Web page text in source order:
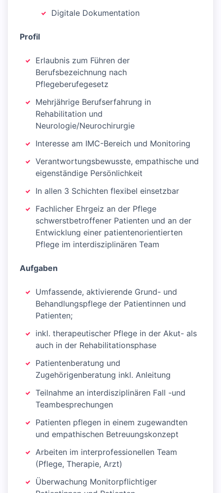
Digitale Dokumentation
Profil
Erlaubnis zum Führen der
Berufsbezeichnung nach
Pflegeberufegesetz
Mehrjährige Berufserfahrung in
Rehabilitation und
Neurologie/Neurochirurgie
Interesse am IMC-Bereich und Monitoring
Verantwortungsbewusste, empathische und
eigenständige Persönlichkeit
In allen 3 Schichten flexibel einsetzbar
Fachlicher Ehrgeiz an der Pflege
schwerstbetroffener Patienten und an der
Entwicklung einer patientenorientierten
Pflege im interdisziplinären Team
Aufgaben
Umfassende, aktivierende Grund- und
Behandlungspflege der Patientinnen und
Patienten;
inkl. therapeutischer Pflege in der Akut- als
auch in der Rehabilitationsphase
Patientenberatung und
Zugehörigenberatung inkl. Anleitung
Teilnahme an interdisziplinären Fall -und
Teambesprechungen
Patienten pflegen in einem zugewandten
und empathischen Betreuungskonzept
Arbeiten im interprofessionellen Team
(Pflege, Therapie, Arzt)
Überwachung Monitorpflichtiger